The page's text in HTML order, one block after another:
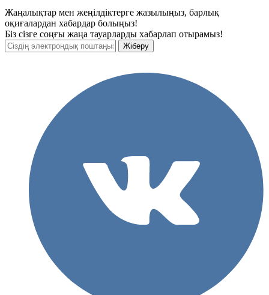
Жаңалықтар мен жеңілдіктерге жазылыңыз, барлық
оқиғалардан хабардар болыңыз!
Біз сізге соңғы жаңа тауарларды хабарлап отырамыз!